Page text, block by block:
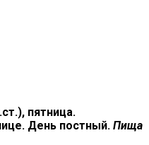
пятница.
День постный. Пища